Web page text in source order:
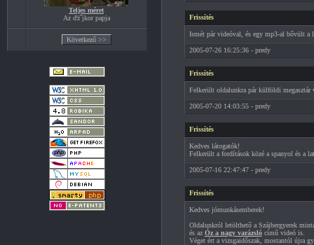
Teljes méret
Az ďż˝jkor papja
Frissítés
Ismét pár videóval, és egy mp3-al bővült a
2005-07-26 16:25:36 - predy
Frissítés
Felkerült oldalunkra pár külföldi megasztár
2005-07-20 14:03:55 - predy
Frissítés
Kedves látogatók!
Felkerült a fordítások közé a spanyol és a
2005-07-16 22:47:47 - predy
Frissítés
Kedves jómunkásemberek!
Oldalunkról letölthető a Szájbergyerek
és az Óz a nagy varázslócímű videó is.
Véget ért a vizsgaidőszak, mostantól újra